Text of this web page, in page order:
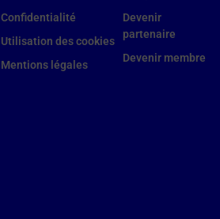
Devenir
partenaire
Devenir membre
Confidentialité
Utilisation des cookies
Mentions légales